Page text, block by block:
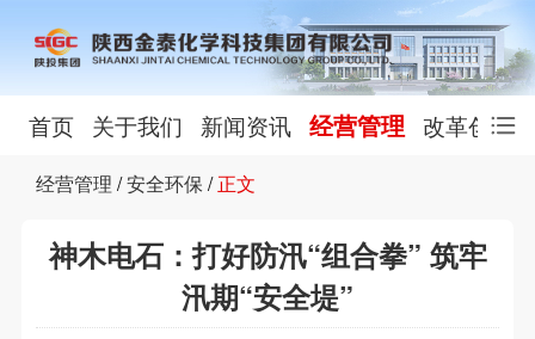
首页 关于我们 新闻资讯 经营管理 改革创新
经营管理 /安全环保 / 正文
神木电石：打好防汛“组合拳” 筑牢
汛期“安全堤”